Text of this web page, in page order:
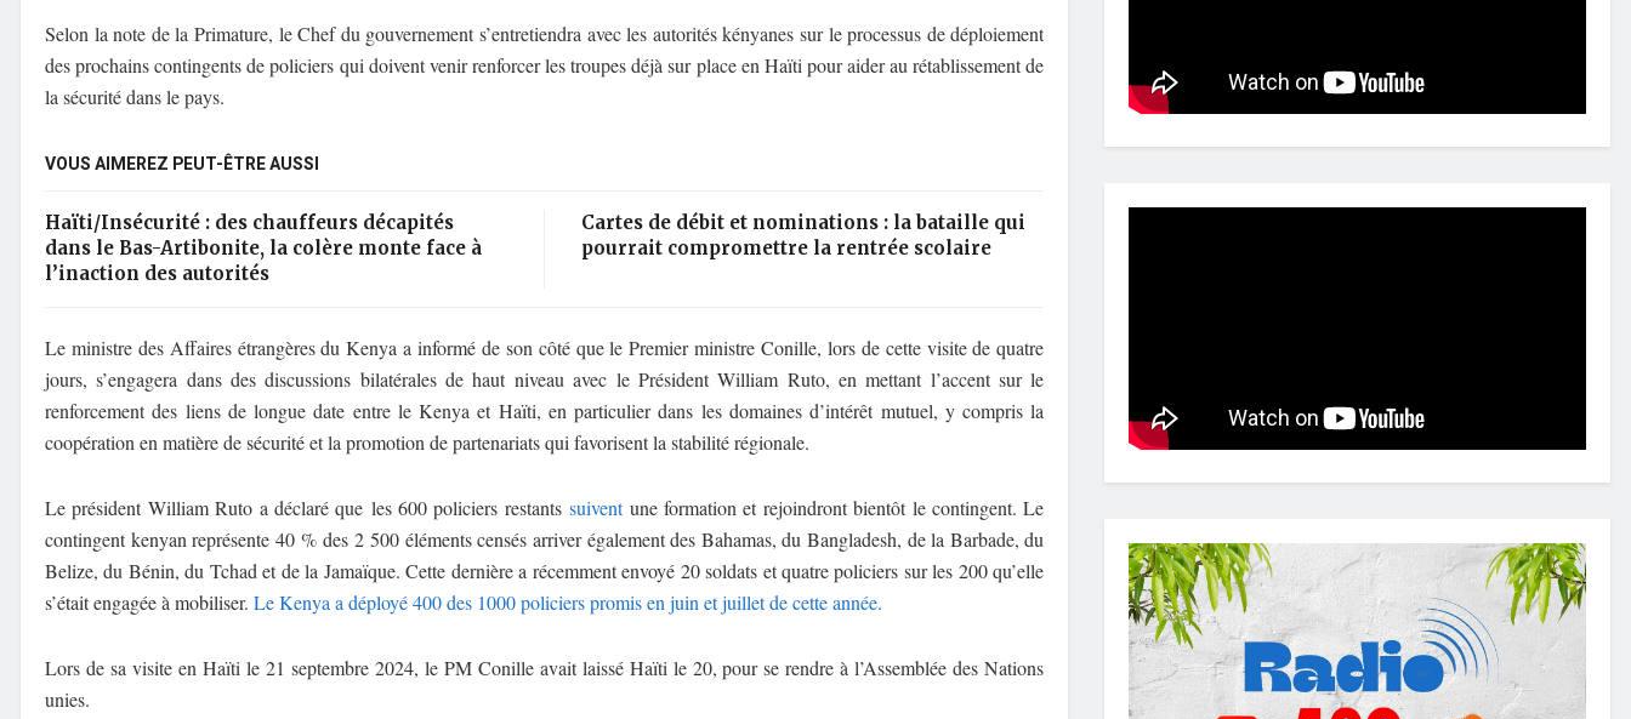
Selon la note de la Primature, le Chef du gouvernement s’entretiendra avec les autorités kényanes sur le processus de déploiement
des prochains contingents de policiers qui doivent venir renforcer les troupes déjà sur place en Haïti pour aider au rétablissement de
la sécurité dans le pays.
VOUS AIMEREZ PEUT-ÊTRE AUSSI
Haïti/Insécurité : des chauffeurs décapités
dans le Bas-Artibonite, la colère monte face à
l’inaction des autorités
Cartes de débit et nominations : la bataille qui
pourrait compromettre la rentrée scolaire
Le ministre des Affaires étrangères du Kenya a informé de son côté que le Premier ministre Conille, lors de cette visite de quatre
jours, s’engagera dans des discussions bilatérales de haut niveau avec le Président William Ruto, en mettant l’accent sur le
renforcement des liens de longue date entre le Kenya et Haïti, en particulier dans les domaines d’intérêt mutuel, y compris la
coopération en matière de sécurité et la promotion de partenariats qui favorisent la stabilité régionale.
Le président William Ruto a déclaré que les 600 policiers restantssuiventune formation et rejoindront bientôt le contingent. Le
contingent kenyan représente 40 % des 2 500 éléments censés arriver également des Bahamas, du Bangladesh, de la Barbade, du
Belize, du Bénin, du Tchad et de la Jamaïque. Cette dernière a récemment envoyé 20 soldats et quatre policiers sur les 200 qu’elle
s’était engagée à mobiliser. Le Kenya a déployé 400 des 1000 policiers promis en juin et juillet de cette année.
Lors de sa visite en Haïti le 21 septembre 2024, le PM Conille avait laissé Haïti le 20, pour se rendre à l’Assemblée des Nations
unies.